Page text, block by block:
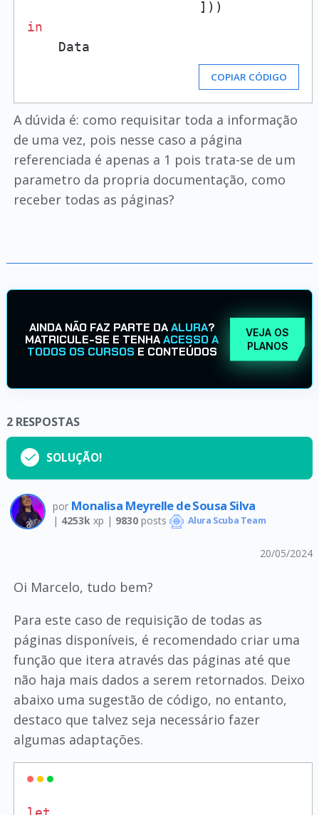
in
COPIAR CÓDIGO
A dúvida é: como requisitar toda a informação
de uma vez, pois nesse caso a página
referenciada é apenas a 1 pois trata-se de um
parametro da propria documentação, como
receber todas as páginas?
AINDA NÃO FAZ PARTE DAALURA?
MATRICULE-SE E TENHAACESSO A
TODOS OS CURSOS E CONTEÚDOS
VEJA OS
PLANOS
2 RESPOSTAS
SOLUÇÃO!
por Monalisa Meyrelle de Sousa Silva
| 4253k xp | 9830posts Alura Scuba Team
20/05/2024
Oi Marcelo, tudo bem?
Para este caso de requisição de todas as
páginas disponíveis, é recomendado criar uma
função que itera através das páginas até que
não haja mais dados a serem retornados. Deixo
abaixo uma sugestão de código, no entanto,
destaco que talvez seja necessário fazer
algumas adaptações.